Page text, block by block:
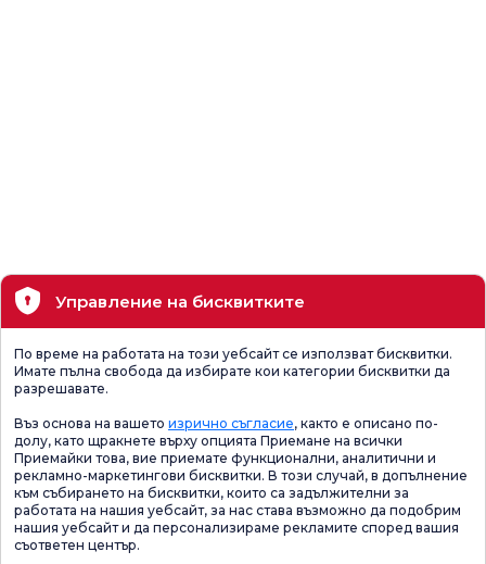
Управление на бисквитките
По време на работата на този уебсайт се използват бисквитки.
Имате пълна свобода да избирате кои категории бисквитки да
разрешавате.
Въз основа на вашето изрично съгласие, както е описано по-
долу, като щракнете върху опцията Приемане на всички
Приемайки това, вие приемате функционални, аналитични и
рекламно-маркетингови бисквитки. В този случай, в допълнение
към събирането на бисквитки, които са задължителни за
работата на нашия уебсайт, за нас става възможно да подобрим
нашия уебсайт и да персонализираме рекламите според вашия
съответен център.